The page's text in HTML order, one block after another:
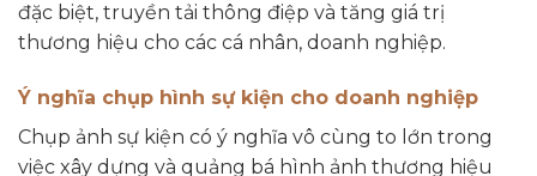
đặc biệt, truyền tải thông điệp và tăng giá trị
thương hiệu cho các cá nhân, doanh nghiệp.
Ý nghĩa chụp hình sự kiện cho doanh nghiệp
Chụp ảnh sự kiện có ý nghĩa vô cùng to lớn trong
việc xây dựng và quảng bá hình ảnh thương hiệu